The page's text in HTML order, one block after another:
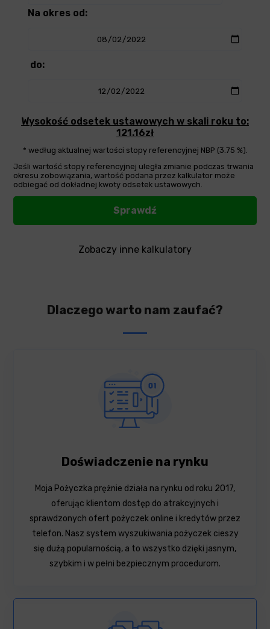
Na okres od:
do:
Wysokość odsetek ustawowych w skali roku to:
121.16zł
* według aktualnej wartości stopy referencyjnej NBP (3.75 %).
Jeśli wartość stopy referencyjnej uległa zmianie podczas trwania
okresu zobowiązania, wartość podana przez kalkulator może
odbiegać od dokładnej kwoty odsetek ustawowych.
Zobaczy inne kalkulatory
Dlaczego warto nam zaufać?
Doświadczenie na rynku
Moja Pożyczka prężnie działa na rynku od roku 2017,
oferując klientom dostęp do atrakcyjnych i
sprawdzonych ofert pożyczek online i kredytów przez
telefon. Nasz system wyszukiwania pożyczek cieszy
się dużą popularnością, a to wszystko dzięki jasnym,
szybkim i w pełni bezpiecznym procedurom.